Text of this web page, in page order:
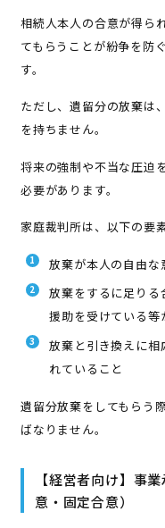
相続人本人の合意が得ら
てもらうことが紛争を防
す。
ただし、遺留分の放棄は
を持ちません。
将来の強制や不当な圧迫
必要があります。
家庭裁判所は、以下の要
放棄が本人の自由な
放棄をするに足りる
援助を受けている等
放棄と引き換えに相
れていること
遺留分放棄をしてもらう
ばなりません。
【経営者向け】事
意・固定合意）